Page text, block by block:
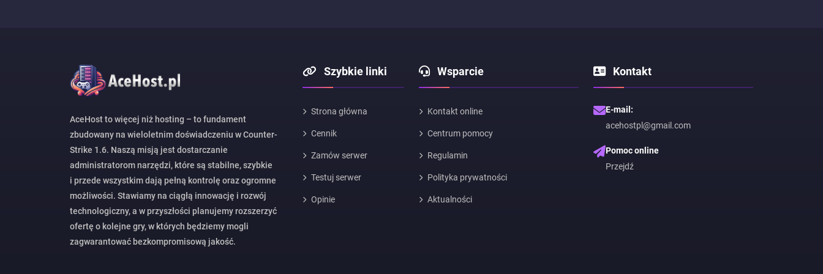
AceHost to więcej niż hosting – to fundament
zbudowany na wieloletnim doświadczeniu w Counter-
Strike 1.6. Naszą misją jest dostarczanie
administratorom narzędzi, które są stabilne, szybkie
i przede wszystkim dają pełną kontrolę oraz ogromne
możliwości. Stawiamy na ciągłą innowację i rozwój
technologiczny, a w przyszłości planujemy rozszerzyć
ofertę o kolejne gry, w których będziemy mogli
zagwarantować bezkompromisową jakość.
Szybkie linki
Strona główna
Cennik
Zamów serwer
Testuj serwer
Opinie
Wsparcie
Kontakt online
Centrum pomocy
Regulamin
Polityka prywatności
Aktualności
Kontakt
E-mail:
acehostpl@gmail.com
Pomoc online
Przejdź